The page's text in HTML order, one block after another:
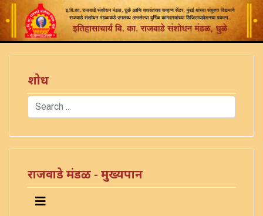
शोध
Search
राजवाडे मंडळ - मुख्यपान